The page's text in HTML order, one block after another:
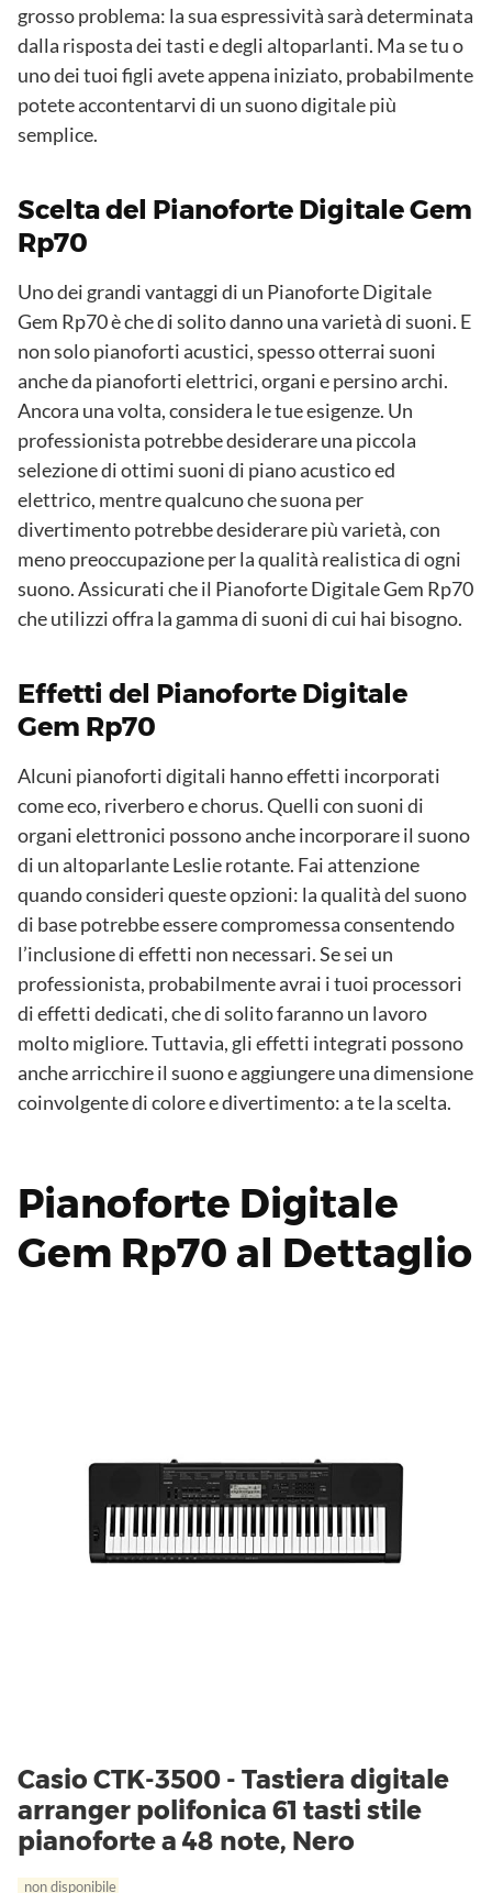
grosso problema: la sua espressività sarà determinata
dalla risposta dei tasti e degli altoparlanti. Ma se tu o
uno dei tuoi figli avete appena iniziato, probabilmente
potete accontentarvi di un suono digitale più
semplice.
Scelta del Pianoforte Digitale Gem
Rp70
Uno dei grandi vantaggi di un Pianoforte Digitale
Gem Rp70 è che di solito danno una varietà di suoni. E
non solo pianoforti acustici, spesso otterrai suoni
anche da pianoforti elettrici, organi e persino archi.
Ancora una volta, considera le tue esigenze. Un
professionista potrebbe desiderare una piccola
selezione di ottimi suoni di piano acustico ed
elettrico, mentre qualcuno che suona per
divertimento potrebbe desiderare più varietà, con
meno preoccupazione per la qualità realistica di ogni
suono. Assicurati che il Pianoforte Digitale Gem Rp70
che utilizzi offra la gamma di suoni di cui hai bisogno.
Effetti del Pianoforte Digitale
Gem Rp70
Alcuni pianoforti digitali hanno effetti incorporati
come eco, riverbero e chorus. Quelli con suoni di
organi elettronici possono anche incorporare il suono
di un altoparlante Leslie rotante. Fai attenzione
quando consideri queste opzioni: la qualità del suono
di base potrebbe essere compromessa consentendo
l’inclusione di effetti non necessari. Se sei un
professionista, probabilmente avrai i tuoi processori
di effetti dedicati, che di solito faranno un lavoro
molto migliore. Tuttavia, gli effetti integrati possono
anche arricchire il suono e aggiungere una dimensione
coinvolgente di colore e divertimento: a te la scelta.
Pianoforte Digitale
Gem Rp70 al Dettaglio
Casio CTK-3500 - Tastiera digitale
arranger polifonica 61 tasti stile
pianoforte a 48 note, Nero
non disponibile